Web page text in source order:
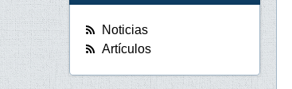
Noticias
Artículos